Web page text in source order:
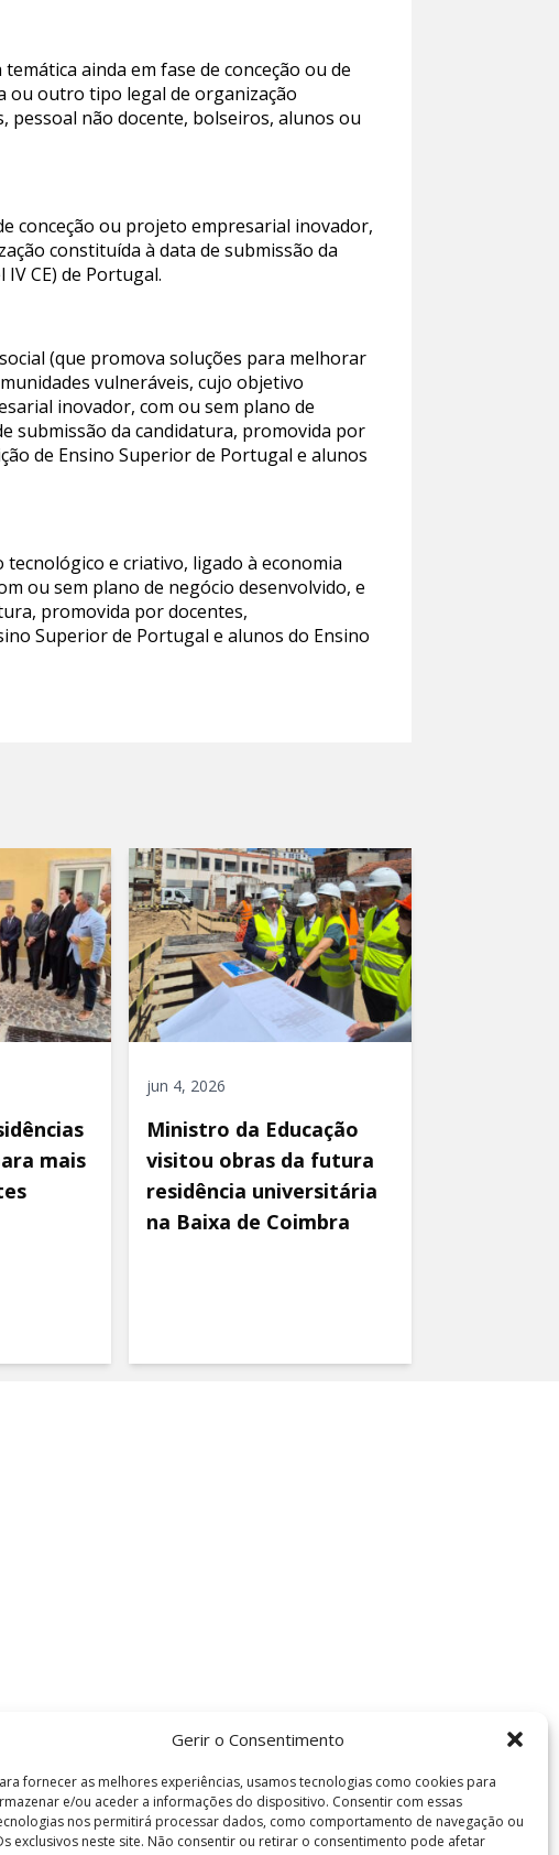
Gerir o Consentimento
fornecer as melhores experiências, usamos tecnologias como cookies para
e/ou aceder a informações do dispositivo. Consentir com essas
nos permitirá processar dados, como comportamento de navegação ou
exclusivos neste site. Não consentir ou retirar o consentimento pode afetar
ainda em fase de conceção ou de
ou outro tipo legal de organização
pessoal não docente, bolseiros, alunos ou
conceção ou projeto empresarial inovador,
constituída à data de submissão da
CE) de Portugal.
(que promova soluções para melhorar
vulneráveis, cujo objetivo
inovador, com ou sem plano de
submissão da candidatura, promovida por
de Ensino Superior de Portugal e alunos
e criativo, ligado à economia
ou sem plano de negócio desenvolvido, e
promovida por docentes,
Superior de Portugal e alunos do Ensino
mais
jun 4, 2026
Ministro da Educação
visitou obras da futura
residência universitária
na Baixa de Coimbra